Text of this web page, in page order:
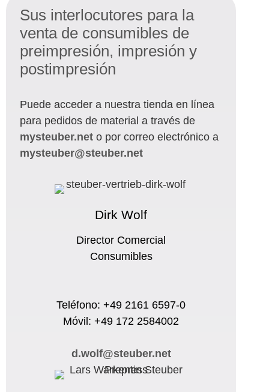
Sus interlocutores para la
venta de consumibles de
preimpresión, impresión y
postimpresión
Puede acceder a nuestra tienda en línea
para pedidos de material a través de
mysteuber.neto por correo electrónico a
mysteuber@steuber.net
Dirk Wolf
Director Comercial
Consumibles
Teléfono: +49 2161 6597-0
Móvil: +49 172 2584002
d.wolf@steuber.net